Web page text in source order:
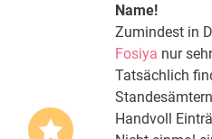
Name!
Zumindest in
Fosiya nur
Tatsächlich
Handvoll